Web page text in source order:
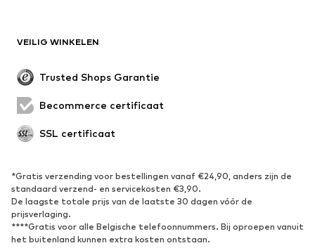
Evenementen
SCHOENEN
Sneakers
Enkellaarsjes
Pumps & hakken
Laarzen
Sandalen
Sportschoenen
Ballerina's
VEILIG WINKELEN
Trusted Shops Garantie
Becommerce certificaat
SSL certificaat
*Gratis verzending voor bestellingen vanaf €24,90, anders zijn de
standaard verzend- en servicekosten €3,90.
De laagste totale prijs van de laatste 30 dagen vóór de
prijsverlaging.
****Gratis voor alle Belgische telefoonnummers. Bij oproepen vanuit
het buitenland kunnen extra kosten ontstaan.